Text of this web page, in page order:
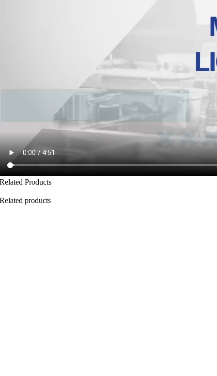
Related Products
Related products